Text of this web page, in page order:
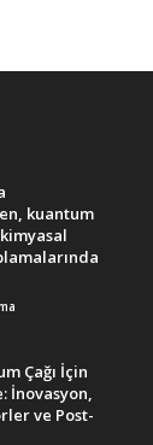
kuantum
Çağı İçin
İnovasyon,
ve Post-